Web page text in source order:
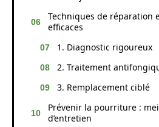
Techniques de réparation
efficaces
1. Diagnostic rigoureux
2. Traitement
3. Remplacement ciblé
Prévenir la pourriture :
d’entretien